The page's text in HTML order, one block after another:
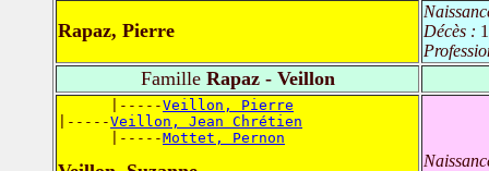
Rapaz, Pierre
Décès :
FamilleRapaz - Veillon
      |-----
Veillon, Pierre
|-----Veillon, Jean Chrétien
      |-----
Mottet, Pernon